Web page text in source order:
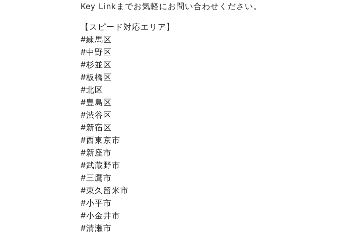
Key Linkまでお気軽にお問い合わせください。
【スピード対応エリア】
#練馬区
#中野区
#杉並区
#板橋区
#北区
#豊島区
#渋谷区
#新宿区
#西東京市
#新座市
#武蔵野市
#三鷹市
#東久留米市
#小平市
#小金井市
#清瀬市